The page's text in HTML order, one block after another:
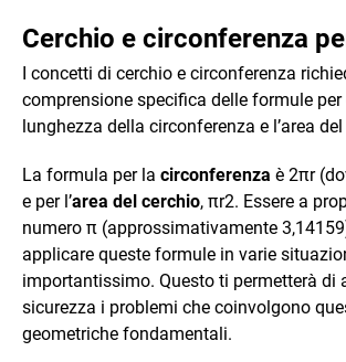
Cerchio e circonferenza
I concetti di cerchio e circonferenza
comprensione specifica delle formule
lunghezza della circonferenza e l’area
La formula per la circonferenza è 2πr
e per l’area del cerchio, πr2. Essere a
numero π (approssimativamente
applicare queste formule in varie
importantissimo. Questo ti permetterà di
sicurezza i problemi che coinvolgono
geometriche fondamentali.